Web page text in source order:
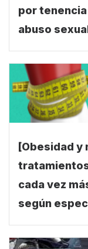
por
abuso
[Obesidad
cada vez
según